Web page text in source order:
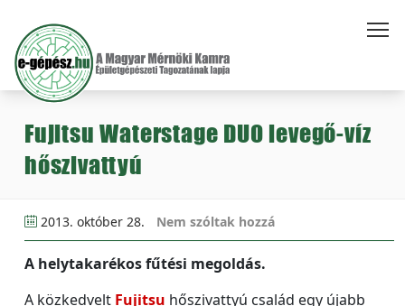
Fujitsu Waterstage DUO levegő-víz
hőszivattyú
2013. október 28. Nem szóltak hozzá
A helytakarékos fűtési megoldás.
A közkedvelt Fujitsu hőszivattyú család egy újabb